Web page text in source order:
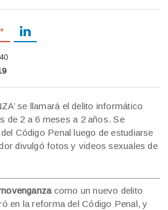
se llamará el delito informático
de 2 a 6 meses a 2 años. Se
Código Penal luego de estudiarse
divulgó fotos y videos sexuales de
como un nuevo delito
en la reforma del Código Penal, y